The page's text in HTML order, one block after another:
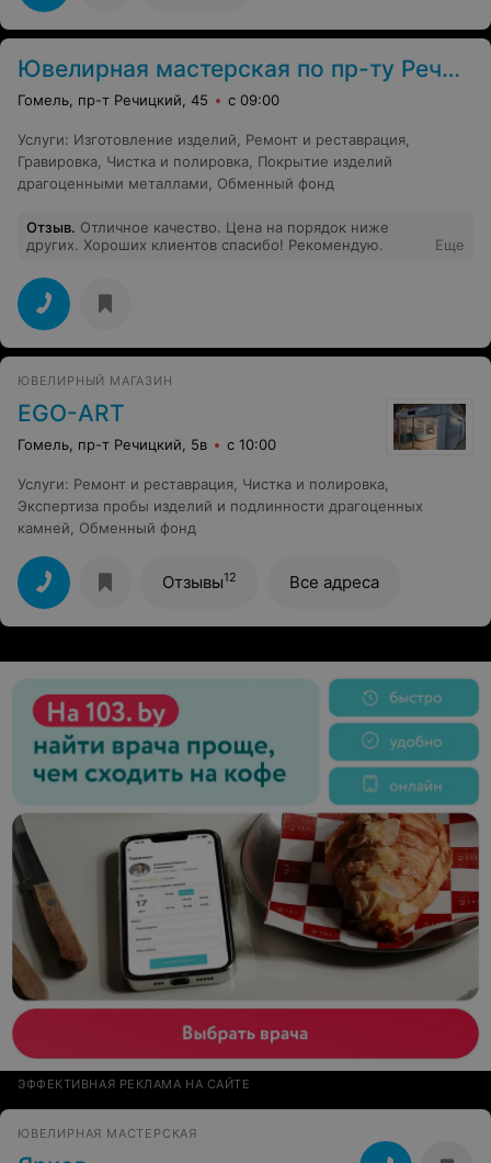
Ювелирная мастерская по пр-ту Речицкий, 45
Гомель, пр-т Речицкий, 45 с 09:00
Услуги: Изготовление изделий Ремонт и реставрация
Гравировка Чистка и полировка Покрытие изделий
драгоценными металлами
Обменный фонд
Отзыв. Отличное качество. Цена на порядок ниже
других. Хороших клиентов спасибо! Рекомендую.
Еще
ЮВЕЛИРНЫЙ МАГАЗИН
EGO-ART
Гомель, пр-т Речицкий, 5в с 10:00
Услуги: Ремонт и реставрация Чистка и полировка
Экспертиза пробы изделий и подлинности драгоценных
камней
Обменный фонд
Отзывы12 Все адреса
ЭФФЕКТИВНАЯ РЕКЛАМА НА САЙТЕ
ЮВЕЛИРНАЯ МАСТЕРСКАЯ